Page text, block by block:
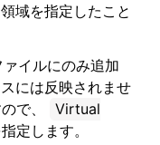
域を指定したこと
イルにのみ追加
には反映されませ
で、
Virtual
定します。